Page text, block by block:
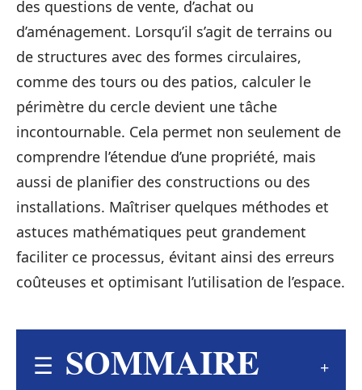
des questions de vente, d’achat ou
d’aménagement. Lorsqu’il s’agit de terrains ou
de structures avec des formes circulaires,
comme des tours ou des patios, calculer le
périmètre du cercle devient une tâche
incontournable. Cela permet non seulement de
comprendre l’étendue d’une propriété, mais
aussi de planifier des constructions ou des
installations. Maîtriser quelques méthodes et
astuces mathématiques peut grandement
faciliter ce processus, évitant ainsi des erreurs
coûteuses et optimisant l’utilisation de l’espace.
SOMMAIRE